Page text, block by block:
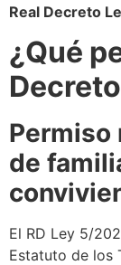
Real Decreto
¿Qué
Permiso
de
El RD Ley 5/
Estatuto de los